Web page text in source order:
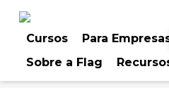
Cursos Para
Sobre a Flag
Home Cursos
Data Science &